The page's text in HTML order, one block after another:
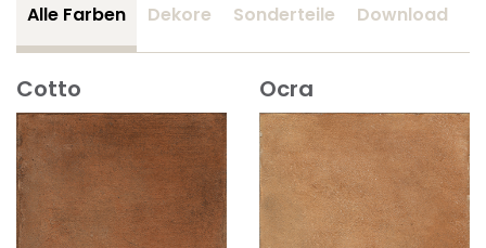
Alle Farben Dekore Sonderteile Download
Cotto Ocra